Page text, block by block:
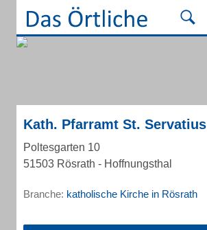
Kath. Pfarramt St. Servatius
Poltesgarten 10
51503 Rösrath - Hoffnungsthal
Branche: katholische Kirche in Rösrath